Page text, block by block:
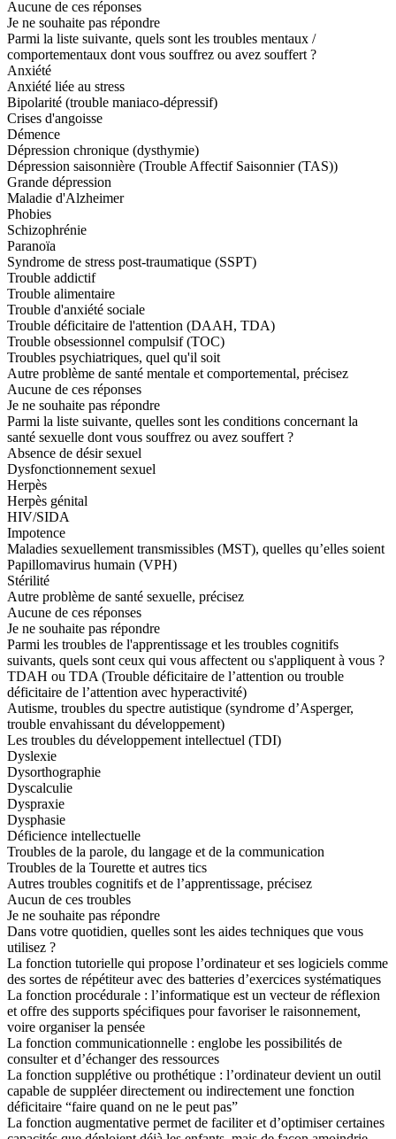
Aucune de ces réponses
Je ne souhaite pas répondre
Parmi la liste suivante, quels sont les troubles mentaux /
comportementaux dont vous souffrez ou avez souffert ?
Anxiété
Anxiété liée au stress
Bipolarité (trouble maniaco-dépressif)
Crises d'angoisse
Démence
Dépression chronique (dysthymie)
Dépression saisonnière (Trouble Affectif Saisonnier (TAS))
Grande dépression
Maladie d'Alzheimer
Phobies
Schizophrénie
Paranoïa
Syndrome de stress post-traumatique (SSPT)
Trouble addictif
Trouble alimentaire
Trouble d'anxiété sociale
Trouble déficitaire de l'attention (DAAH, TDA)
Trouble obsessionnel compulsif (TOC)
Troubles psychiatriques, quel qu'il soit
Autre problème de santé mentale et comportemental, précisez
Aucune de ces réponses
Je ne souhaite pas répondre
Parmi la liste suivante, quelles sont les conditions concernant la
santé sexuelle dont vous souffrez ou avez souffert ?
Absence de désir sexuel
Dysfonctionnement sexuel
Herpès
Herpès génital
HIV/SIDA
Impotence
Maladies sexuellement transmissibles (MST), quelles qu’elles soient
Papillomavirus humain (VPH)
Stérilité
Autre problème de santé sexuelle, précisez
Aucune de ces réponses
Je ne souhaite pas répondre
Parmi les troubles de l'apprentissage et les troubles cognitifs
suivants, quels sont ceux qui vous affectent ou s'appliquent à vous ?
TDAH ou TDA (Trouble déficitaire de l’attention ou trouble
déficitaire de l’attention avec hyperactivité)
Autisme, troubles du spectre autistique (syndrome d’Asperger,
trouble envahissant du développement)
Les troubles du développement intellectuel (TDI)
Dyslexie
Dysorthographie
Dyscalculie
Dyspraxie
Dysphasie
Déficience intellectuelle
Troubles de la parole, du langage et de la communication
Troubles de la Tourette et autres tics
Autres troubles cognitifs et de l’apprentissage, précisez
Aucun de ces troubles
Je ne souhaite pas répondre
Dans votre quotidien, quelles sont les aides techniques que vous
utilisez ?
La fonction tutorielle qui propose l’ordinateur et ses logiciels comme
des sortes de répétiteur avec des batteries d’exercices systématiques
La fonction procédurale : l’informatique est un vecteur de réflexion
et offre des supports spécifiques pour favoriser le raisonnement,
voire organiser la pensée
La fonction communicationnelle : englobe les possibilités de
consulter et d’échanger des ressources
La fonction supplétive ou prothétique : l’ordinateur devient un outil
capable de suppléer directement ou indirectement une fonction
déficitaire “faire quand on ne le peut pas”
La fonction augmentative permet de faciliter et d’optimiser certaines